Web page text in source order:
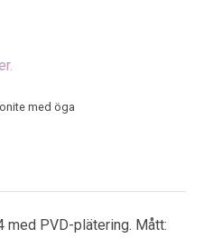
med öga
med PVD-plätering. Mått: